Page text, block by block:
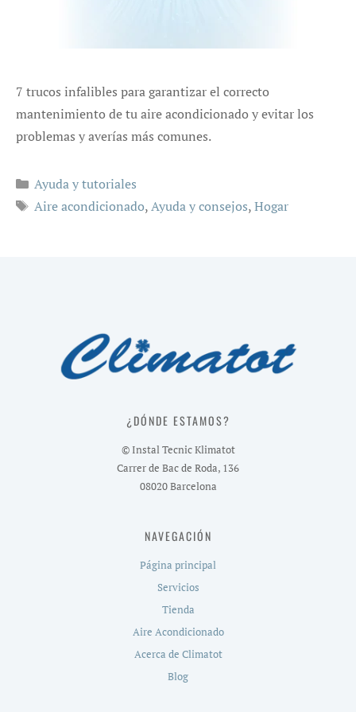
7 trucos infalibles para garantizar el correcto
mantenimiento de tu aire acondicionado y evitar los
problemas y averías más comunes.
Categorías
Ayuda y tutoriales
Etiquetas
Aire acondicionado,Ayuda y consejos,Hogar
¿DÓNDE ESTAMOS?
© Instal Tecnic Klimatot
Carrer de Bac de Roda, 136
08020 Barcelona
NAVEGACIÓN
Página principal
Servicios
Tienda
Aire Acondicionado
Acerca de Climatot
Blog